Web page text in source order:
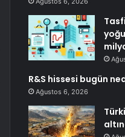
R&S hissesi bugün
Ağustos 6, 2026